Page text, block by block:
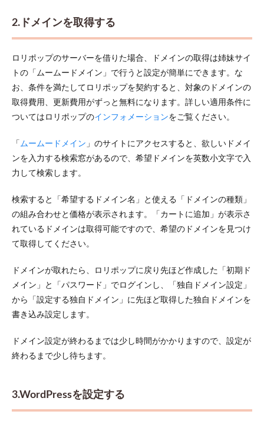
2.ドメインを取得する
ロリポップのサーバーを借りた場合、ドメインの取得は姉妹サイ
トの「ムームードメイン」で行うと設定が簡単にできます。な
お、条件を満たしてロリポップを契約すると、対象のドメインの
取得費用、更新費用がずっと無料になります。詳しい適用条件に
ついてはロリポップのインフォメーションをご覧ください。
「 ムームードメイン 」のサイトにアクセスすると、欲しいドメイ
ンを入力する検索窓があるので、希望ドメインを英数小文字で入
力して検索します。
検索すると「希望するドメイン名」と使える「ドメインの種類」
の組み合わせと価格が表示されます。「カートに追加」が表示さ
れているドメインは取得可能ですので、希望のドメインを見つけ
て取得してください。
ドメインが取れたら、ロリポップに戻り先ほど作成した「初期ド
メイン」と「パスワード」でログインし、「独自ドメイン設定」
から「設定する独自ドメイン」に先ほど取得した独自ドメインを
書き込み設定します。
ドメイン設定が終わるまでは少し時間がかかりますので、設定が
終わるまで少し待ちます。
3.WordPressを設定する